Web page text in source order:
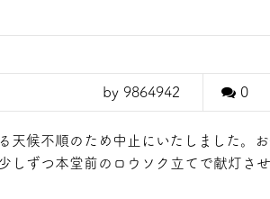
by 9864942 0
天候不順のため中止にいたしました。
ずつ本堂前のロウソク立てで献灯さ